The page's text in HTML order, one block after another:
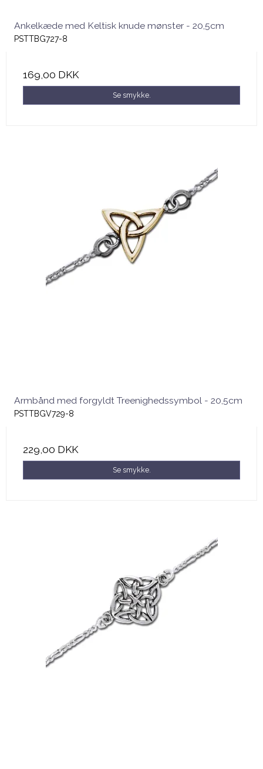
Ankelkæde med Keltisk knude mønster - 20,5cm
PSTTBG727-8
169,00 DKK
Se smykke.
Armbånd med forgyldt Treenighedssymbol - 20,5cm
PSTTBGV729-8
229,00 DKK
Se smykke.